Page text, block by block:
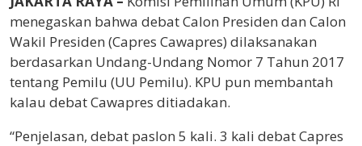
menegaskan bahwa debat Calon Presiden dan Calon
Wakil Presiden (Capres Cawapres) dilaksanakan
berdasarkan Undang-Undang Nomor 7 Tahun 2017
tentang Pemilu (UU Pemilu). KPU pun membantah
kalau debat Cawapres ditiadakan.
“Penjelasan, debat paslon 5 kali. 3 kali debat Capres